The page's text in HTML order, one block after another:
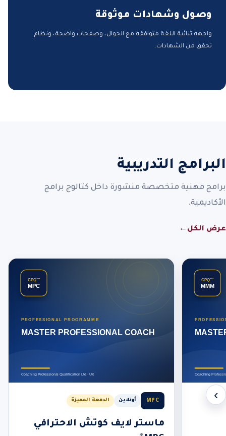
وصول وشهادات موثوقة
واجهة ثنائية اللغة متوافقة مع الجوال، وصفحات واضحة، ونظام
تحقق من الشهادات.
البرامج التدريبية
برامج مهنية متخصصة منشورة داخل كتالوج برامج
الأكاديمية.
عرض الكل ←
‹
MPC أونلاين الدفعة المميزة
ماستر لايف كوتش الاحترافي
›